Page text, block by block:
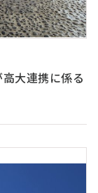
大連携に係る